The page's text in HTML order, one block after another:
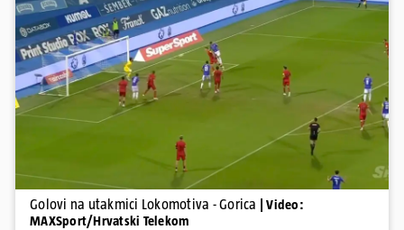
Pokretanje videa...
Golovi na utakmici Lokomotiva - Gorica
| Video:
MAXSport/Hrvatski Telekom